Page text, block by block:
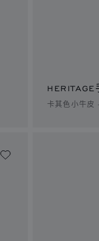
HERITAGE
卡其色小牛皮